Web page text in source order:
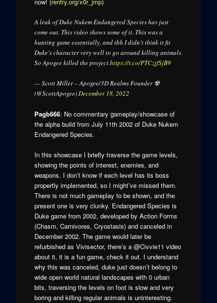
A leak of Duke Nukem Endangered Species has just
come out. This video shows some of it. This was a
hunting game essentially, and tbh I didn't think it fit
Duke's character very well to go around killing animals.
So Apogee killed the project.https://t.co/PTCzjfSjB9
— Scott Miller – Apogee/3D Realms Founder ☢️
(@ScottApogee)December 18, 2022
Pagb666: No commentary gameplay/showcase of
the alpha build from July 11th 2002 of Duke Nukem
Endangered Species.
In this showcase I briefly traverse the game levels,
showing the points of interest, enemies, and
weapons. I don’t know if each level has its boss
propertly implemented, so I might’ve missed them.
There is not much gameplay to be shown, and the
present one is very clunky. Endangered Species is
Duke game from 2002, developed by Action Forms
(Chasm, Carnivores, Cryostasis) and canceled in
December 2002. The game would later be
refurbished as Vivisector, there’s a @Civvie11 video
about it, it is a fun game, check it out. I understand
why this was canceled, duke just doesn’t belong to
wide open world natural landscapes with 0 urban
bits, traversing the levels on foot is slow and very
boring and killing regular animals is uninteresting.